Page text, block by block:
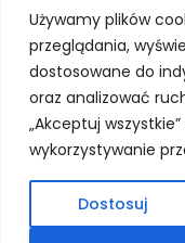
Używamy plików
przeglądania,
dostosowane do
oraz analizować
„Akceptuj
wykorzystywanie
Dostosuj
Sign up
English